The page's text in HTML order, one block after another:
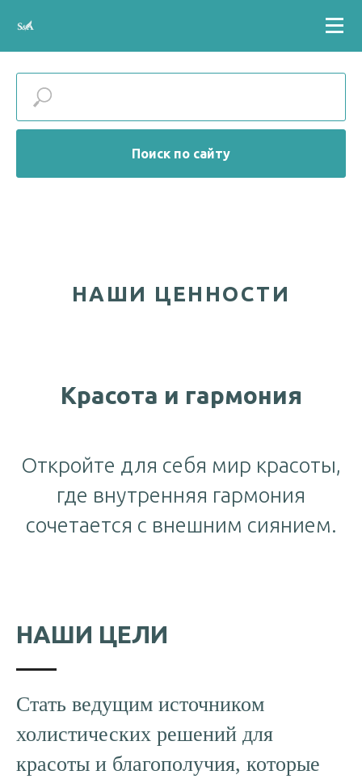
Поиск по сайту
НАШИ ЦЕННОСТИ
Красота и гармония
Откройте для себя мир красоты,
где внутренняя гармония
сочетается с внешним сиянием.
НАШИ ЦЕЛИ
Стать ведущим источником
холистических решений для
красоты и благополучия, которые